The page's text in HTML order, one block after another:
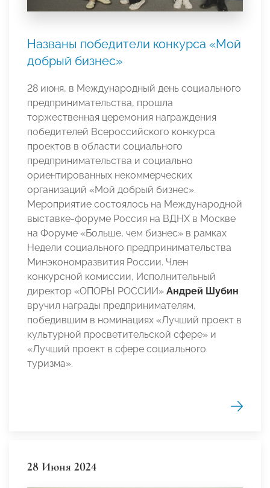
Названы победители конкурса «Мой
добрый бизнес»
28 июня, в Международный день социального
предпринимательства, прошла
торжественная церемония награждения
победителей Всероссийского конкурса
проектов в области социального
предпринимательства и социально
ориентированных некоммерческих
организаций «Мой добрый бизнес».
Мероприятие состоялось на Международной
выставке-форуме Россия на ВДНХ в Москве
на Форуме «Больше, чем бизнес» в рамках
Недели социального предпринимательства
Минэкономразвития России. Член
конкурсной комиссии, Исполнительный
директор «ОПОРЫ РОССИИ» Андрей Шубин
вручил награды предпринимателям,
победившим в номинациях «Лучший проект в
культурной просветительской сфере» и
«Лучший проект в сфере социального
туризма».
28 Июня 2024